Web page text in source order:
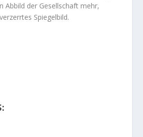
Abbild der Gesellschaft mehr,
Spiegelbild.